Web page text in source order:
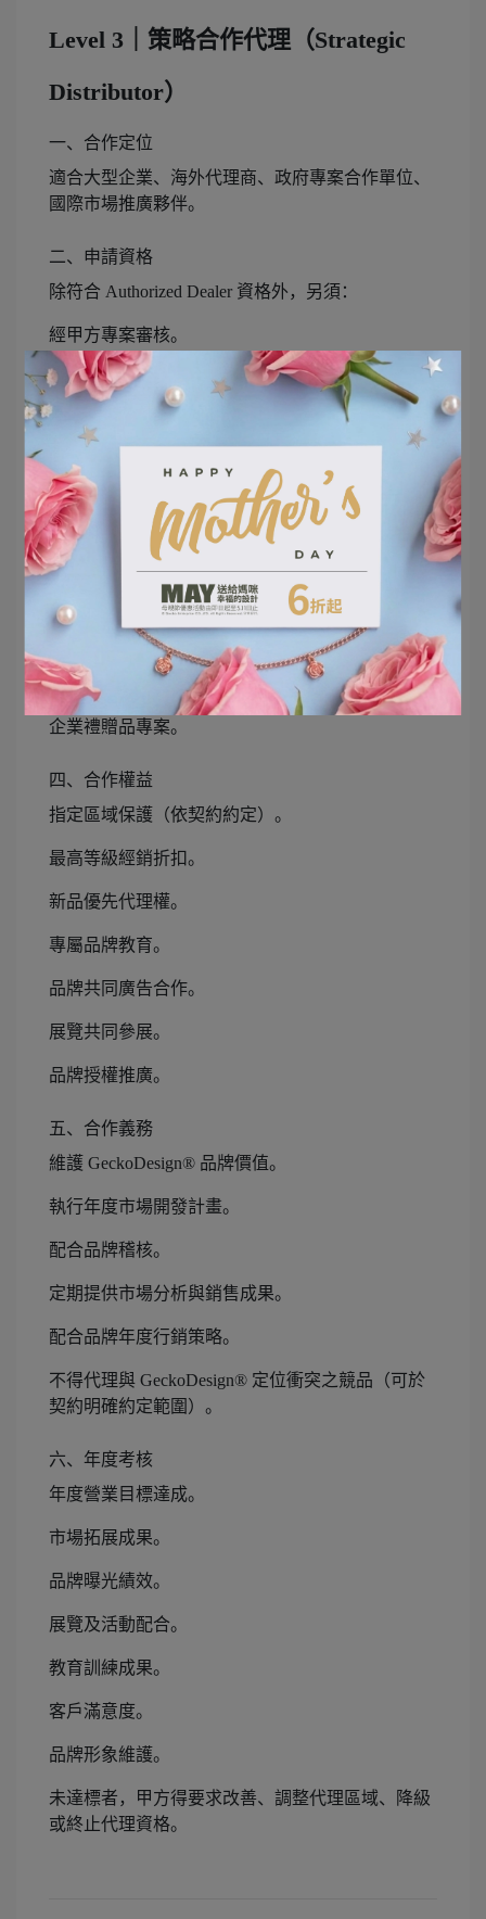
Level 3｜策略合作代理（Strategic
Distributor）
一、合作定位
適合大型企業、海外代理商、政府專案合作單位、
國際市場推廣夥伴。
二、申請資格
除符合 Authorized Dealer 資格外，另須：
經甲方專案審核。
具市場開發能力。
具品牌經營及行銷團隊。
有能力執行大型專案。
三、授權內容
指定區域代理。
指定產業代理。
海外代理。
政府專案合作。
企業禮贈品專案。
四、合作權益
指定區域保護（依契約約定）。
最高等級經銷折扣。
新品優先代理權。
專屬品牌教育。
品牌共同廣告合作。
展覽共同參展。
品牌授權推廣。
五、合作義務
維護 GeckoDesign® 品牌價值。
執行年度市場開發計畫。
配合品牌稽核。
定期提供市場分析與銷售成果。
配合品牌年度行銷策略。
不得代理與 GeckoDesign® 定位衝突之競品（可於
契約明確約定範圍）。
六、年度考核
年度營業目標達成。
市場拓展成果。
品牌曝光績效。
展覽及活動配合。
教育訓練成果。
客戶滿意度。
品牌形象維護。
未達標者，甲方得要求改善、調整代理區域、降級
或終止代理資格。